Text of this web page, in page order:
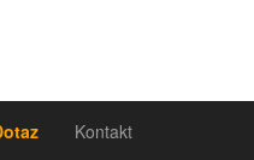
Kontakt